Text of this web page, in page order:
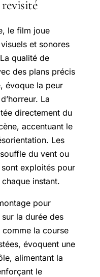
le film joue
et sonores
qualité de
des plans précis
évoque la peur
La
directement du
accentuant le
Les
du vent ou
exploités pour
instant.
pour
la durée des
comme la course
évoquent une
alimentant la
le